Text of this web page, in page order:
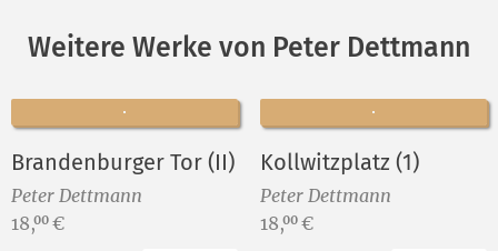
Weitere Werke von Peter Dettmann
Brandenburger Tor (II)
Peter Dettmann
Preis:
18,00 €
Kollwitzplatz (1)
Peter Dettmann
Preis:
18,00 €